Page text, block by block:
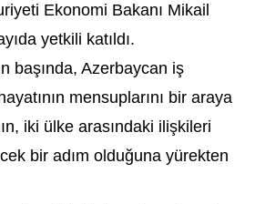
Ekonomi Bakanı Mikail
yetkili katıldı.
başında, Azerbaycan iş
mensuplarını bir araya
iki ülke arasındaki ilişkileri
bir adım olduğuna yürekten